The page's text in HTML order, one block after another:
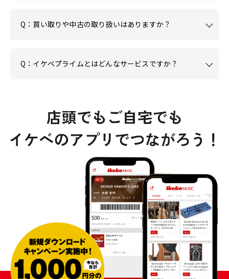
Q：買い取りや中古の取り扱いはありますか？
Q：イケベプライムとはどんなサービスですか？